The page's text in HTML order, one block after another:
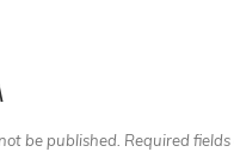
be published. Required